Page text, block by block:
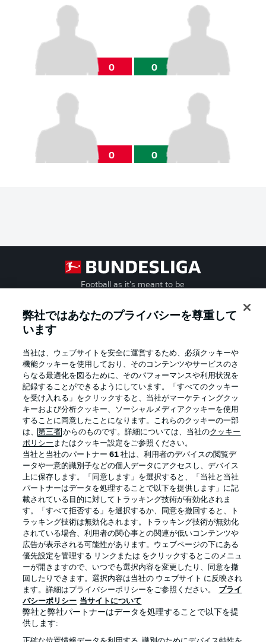
0 0
0 0
Football as it's meant to be
Official Partners
プライバシー・ポリシー 優先設定を管理する
利用条件 放送局
求人 選手
当サイトについて
弊社ではあなたのプライバシーを尊重して
います
当社は、ウェブサイトを安全に運営するため、必須クッキーや
機能クッキーを使用しており、そのコンテンツやサービスのさ
らなる最適化を図るために、そのパフォーマンスや利用状況を
記録することができるようにしています。「すべてのクッキー
を受け入れる」をクリックすると、当社がマーケティングクッ
キーおよび分析クッキー、ソーシャルメディアクッキーを使用
することに同意したことになります。これらのクッキーの一部
は、第三者 からのものです。詳細については、当社のクッキー
ポリシー またはクッキー設定をご参照ください。
当社と当社のパートナー61 社は、利用者のデバイスの閲覧デ
ータや一意的識別子などの個人データにアクセスし、デバイス
上に保存します。「同意します」を選択すると、「当社と当社
パートナーはデータを処理することで以下を提供します」に記
載されている目的に対してトラッキング技術が有効化されま
す。「すべて拒否する」を選択するか、同意を撤回すると、ト
ラッキング技術は無効化されます。トラッキング技術が無効化
されている場合、利用者の関心事との関連が低いコンテンツや
広告が表示される可能性があります。ウェブページの下にある
優先設定を管理する リンクまたは をクリックするとこのメニュ
ーが開きますので、いつでも選択内容を変更したり、同意を撤
回したりできます。選択内容は当社の ウェブサイト に反映され
ます。詳細はプライバシーポリシーをご参照ください。
プライ
バシーポリシー 当サイトについて
弊社と弊社パートナーはデータを処理することで以下を提
供します: